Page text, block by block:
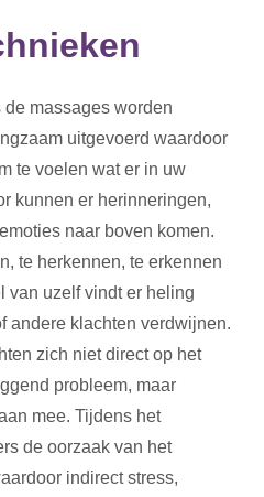
massages worden
uitgevoerd waardoor
te voelen wat er in uw
kunnen er herinneringen,
naar boven komen.
te herkennen, te erkennen
van uzelf vindt er heling
andere klachten verdwijnen.
zich niet direct op het
probleem, maar
mee. Tijdens het
de oorzaak van het
indirect stress,